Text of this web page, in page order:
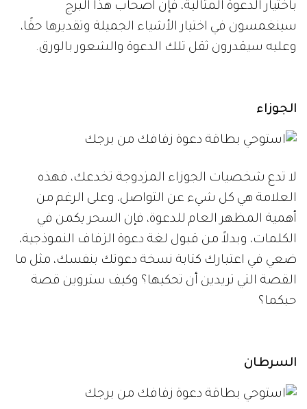
باختيار الدعوة المثالية، فإن أصحاب هذا البرج
سينغمسون في اختيار الأشياء الجميلة وتقديرها حقًا،
وعليه سيقدرون ثقل تلك الدعوة والشعور بالورق.
الجوزاء
لا تدع شخصيات الجوزاء المزدوجة تخدعك، فهذه
العلامة هي كل شيء عن التواصل، وعلى الرغم من
أهمية المظهر العام للدعوة، فإن السحر يكمن في
الكلمات، وبدلاً من قبول لغة دعوة الزفاف النموذجية،
ضعي في اعتبارك كتابة نسخة دعوتك بنفسك، مثل ما
القصة التي تريدين أن تحكيها؟ وكيف ستروين قصة
حبكما؟
السرطان